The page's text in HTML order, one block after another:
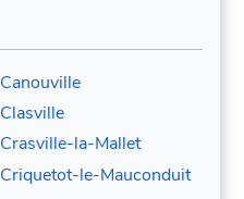
Canouville
Clasville
Crasville-la-Mallet
Criquetot-le-Mauconduit